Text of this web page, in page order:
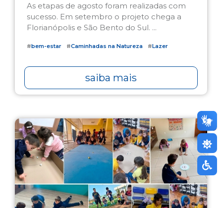
As etapas de agosto foram realizadas com
sucesso. Em setembro o projeto chega a
Florianópolis e São Bento do Sul. ...
#bem-estar #Caminhadas na Natureza #Lazer
saiba mais